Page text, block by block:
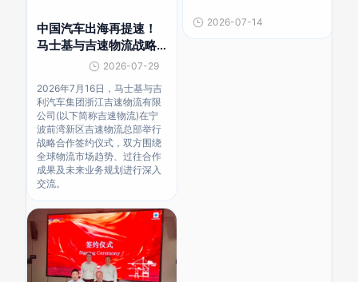
中国汽车出海再提速！
马士基与吉速物流战略
2026-07-29
2026年7月16日，马士基与吉
利汽车集团浙江吉速物流有限
公司(以下简称吉速物流)在宁
波前湾新区吉速物流总部举行
战略合作签约仪式，双方围绕
全球物流市场趋势、过往合作
成果及未来业务规划进行深入
交流。
示 2026-07-14